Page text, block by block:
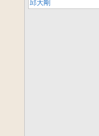
邱大剛